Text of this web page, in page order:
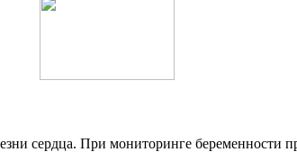
сердца. При мониторинге